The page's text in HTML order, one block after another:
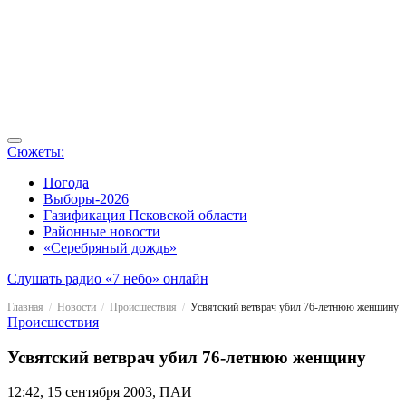
Сюжеты:
Погода
Выборы-2026
Газификация Псковской области
Районные новости
«Серебряный дождь»
Слушать радио «7 небо» онлайн
Главная Новости Происшествия Усвятский ветврач убил 76-летнюю женщину
Происшествия
Усвятский ветврач убил 76-летнюю женщину
12:42, 15 сентября 2003, ПАИ